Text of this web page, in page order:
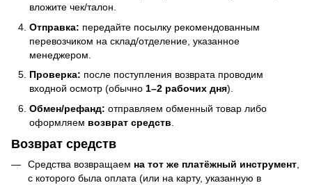
вложите чек/талон.
Отправка: передайте посылку рекомендованным
перевозчиком на склад/отделение, указанное
менеджером.
Проверка: после поступления возврата проводим
входной осмотр (обычно 1–2 рабочих дня).
Обмен/рефанд: отправляем обменный товар либо
оформляем возврат средств
Возврат средств
Средства возвращаем на тот же платёжный инструмент,
с которого была оплата (или на карту, указанную в